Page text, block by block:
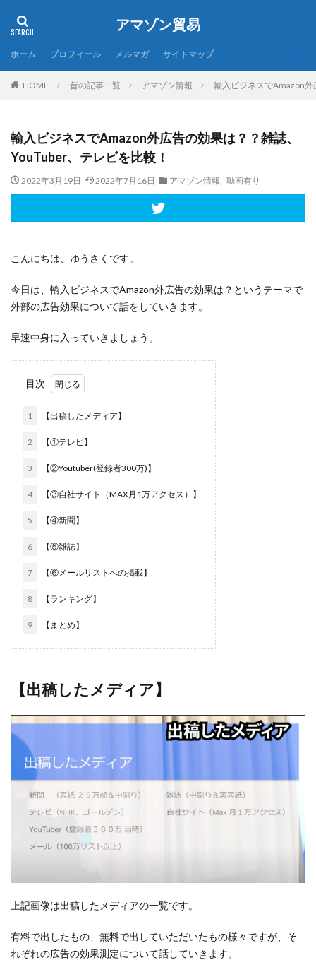
アマゾン貿易
ホーム プロフィール メルマガ サイトマップ
HOME 昔の記事一覧 アマゾン情報 輸入ビジネスでAmazon
輸入ビジネスでAmazon外広告の効果は？？雑誌、
YouTuber、テレビを比較！
2022年3月19日 2022年7月16日 アマゾン情報 動画有り
こんにちは、ゆうさくです。
今日は、輸入ビジネスでAmazon外広告の効果は？というテーマで
外部の広告効果について話をしていきます。
早速中身に入っていきましょう。
目次
1 【出稿したメディア】
2 【①テレビ】
3 【②Youtuber(登録者300万)】
4 【③自社サイト（MAX月1万アクセス）】
5 【④新聞】
6 【⑤雑誌】
7 【⑥メールリストへの掲載】
8 【ランキング】
9 【まとめ】
【出稿したメディア】
上記画像は出稿したメディアの一覧です。
有料で出したもの、無料で出していただいたもの様々ですが、そ
れぞれの広告の効果測定について話していきます。